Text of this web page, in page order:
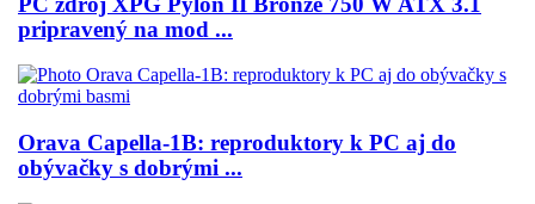
pripravený na mod ...
Orava Capella-1B: reproduktory k PC aj do
obývačky s dobrými ...